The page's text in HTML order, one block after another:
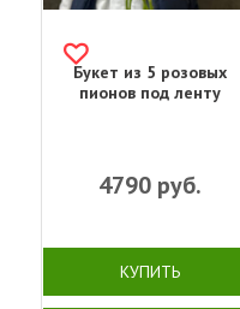
Букет из 5 розовых
пионов под ленту
4790 руб.
КУПИТЬ